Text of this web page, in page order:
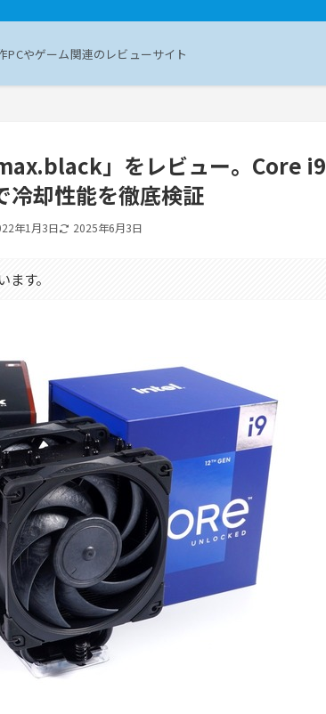
PCやゲーム関連のレビューサイト
」をレビュー。Core i9
却性能を徹底検証
年1月3日 2025年6月3日
す。